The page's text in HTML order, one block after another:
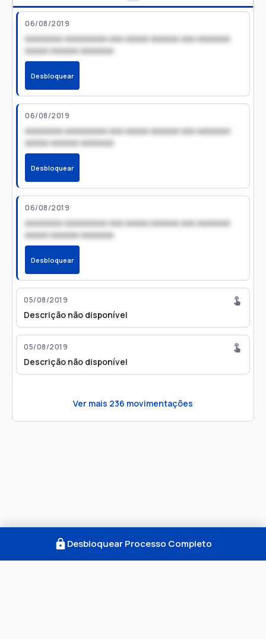
06/08/2019
xxxxxxxx xxxxxxxxx xxx xxxxx xxxxxx xxx xxxxxxx
xxxxx xxxxxx xxxxxxx
Desbloquear
06/08/2019
xxxxxxxx xxxxxxxxx xxx xxxxx xxxxxx xxx xxxxxxx
xxxxx xxxxxx xxxxxxx
Desbloquear
06/08/2019
xxxxxxxx xxxxxxxxx xxx xxxxx xxxxxx xxx xxxxxxx
xxxxx xxxxxx xxxxxxx
Desbloquear
05/08/2019
Descrição não disponível
05/08/2019
Descrição não disponível
Ver mais 236 movimentações
Desbloquear Processo Completo